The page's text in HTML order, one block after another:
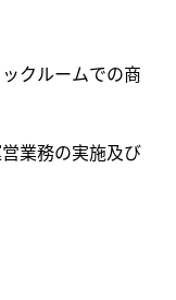
クルームでの商
業務の実施及び